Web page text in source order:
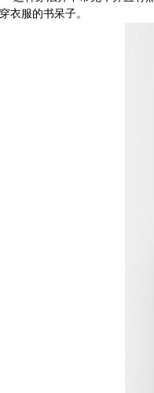
衣服的书呆子。